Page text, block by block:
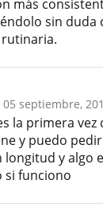
más
sin duda
05 septiembre,
la primera vez
y puedo
longitud y algo
si funciono